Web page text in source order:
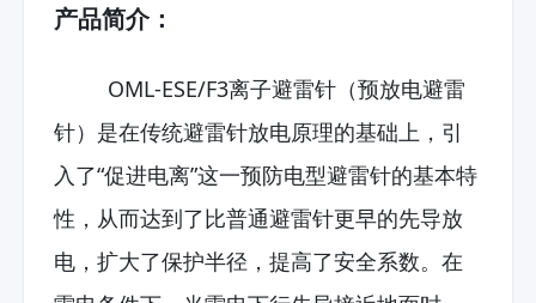
产品简介：
OML-ESE/F3离子避雷针（预放电避雷
针）是在传统避雷针放电原理的基础上，引
入了“促进电离”这一预防电型避雷针的基本特
性，从而达到了比普通避雷针更早的先导放
电，扩大了保护半径，提高了安全系数。在